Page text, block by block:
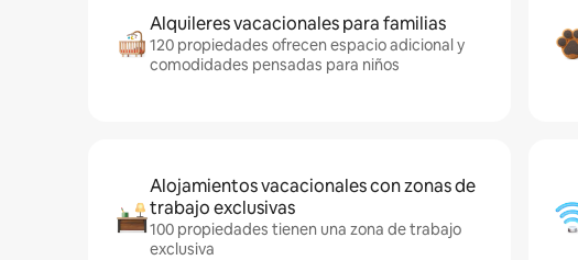
Alquileres vacacionales para familias
120 propiedades ofrecen espacio adicional y
comodidades pensadas para niños
Alojamientos vacacionales con zonas de
trabajo exclusivas
100 propiedades tienen una zona de trabajo
exclusiva